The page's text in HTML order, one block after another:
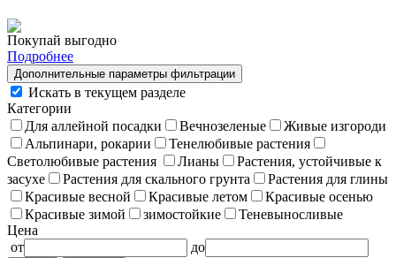
Покупай выгодно
Подробнее
Дополнительные параметры фильтрации
Искать в текущем разделе
Категории
Для аллейной посадки
Вечнозеленые
Живые изгороди
Альпинари, рокарии
Тенелюбивые растения
Светолюбивые растения
Лианы
Растения, устойчивые к
засухе
Растения для скального грунта
Растения для глины
Красивые весной
Красивые летом
Красивые осенью
Красивые зимой
зимостойкие
Теневыносливые
Цена
от
до